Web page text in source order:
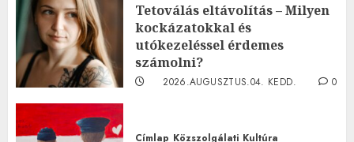
Tetoválás eltávolítás – Milyen
kockázatokkal és
utókezeléssel érdemes
számolni?
2026.AUGUSZTUS.04. KEDD.
0
Címlap Közszolgálati Kultúra